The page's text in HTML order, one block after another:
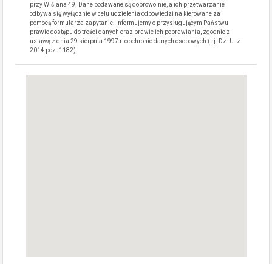
przy Wiślana 49. Dane podawane są dobrowolnie, a ich przetwarzanie
odbywa się wyłącznie w celu udzielenia odpowiedzi na kierowane za
pomocą formularza zapytanie. Informujemy o przysługującym Państwu
prawie dostępu do treści danych oraz prawie ich poprawiania, zgodnie z
ustawą z dnia 29 sierpnia 1997 r. o ochronie danych osobowych (t.j. Dz. U. z
2014 poz. 1182).